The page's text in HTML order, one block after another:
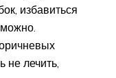
избавиться
не лечить,